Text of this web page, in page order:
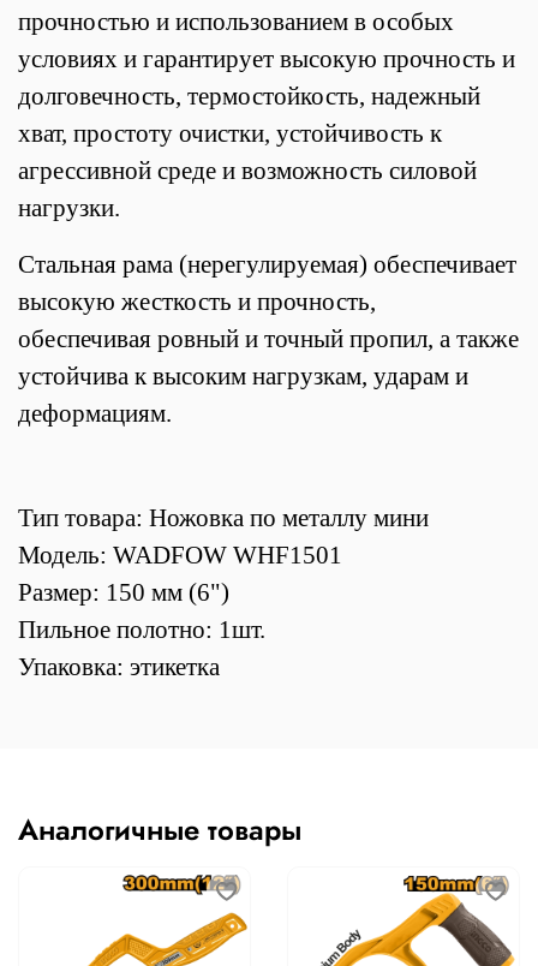
прочностью и использованием в особых
условиях и гарантирует высокую прочность и
долговечность, термостойкость, надежный
хват, простоту очистки, устойчивость к
агрессивной среде и возможность силовой
нагрузки.
Стальная рама (нерегулируемая) обеспечивает
высокую жесткость и прочность,
обеспечивая ровный и точный пропил, а также
устойчива к высоким нагрузкам, ударам и
деформациям.
Тип товара: Ножовка по металлу мини
Модель: WADFOW WHF1501
Размер: 150 мм (6")
Пильное полотно: 1шт.
Упаковка: этикетка
Аналогичные товары